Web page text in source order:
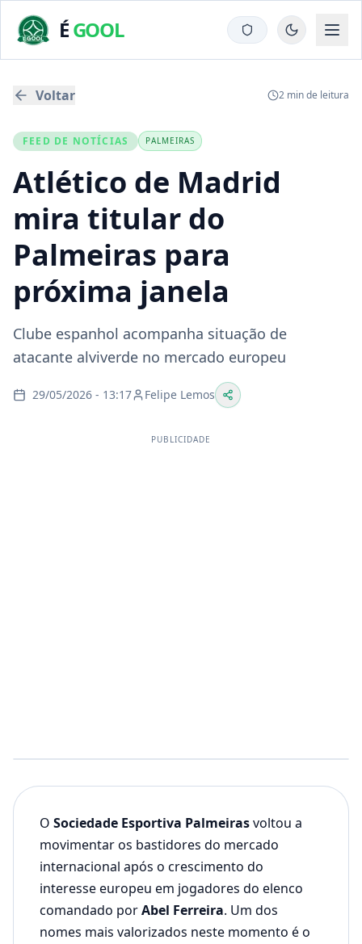
ÉGOOL
Voltar 2 min de leitura
FEED DE NOTÍCIAS PALMEIRAS
Atlético de Madrid
mira titular do
Palmeiras para
próxima janela
Clube espanhol acompanha situação de
atacante alviverde no mercado europeu
29/05/2026 - 13:17 Felipe Lemos
PUBLICIDADE
O Sociedade Esportiva Palmeirasvoltou a
movimentar os bastidores do mercado
internacional após o crescimento do
interesse europeu em jogadores do elenco
comandado porAbel Ferreira. Um dos
nomes mais valorizados neste momento é o